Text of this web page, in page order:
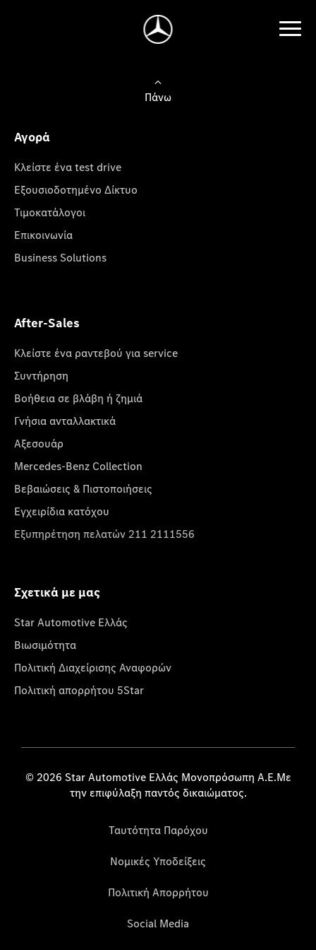
Πάνω
Αγορά
Κλείστε ένα test drive
Εξουσιοδοτημένο Δίκτυο
Τιμοκατάλογοι
Επικοινωνία
Business Solutions
After-Sales
Κλείστε ένα ραντεβού για service
Συντήρηση
Βοήθεια σε βλάβη ή ζημιά
Γνήσια ανταλλακτικά
Αξεσουάρ
Mercedes-Benz Collection
Βεβαιώσεις & Πιστοποιήσεις
Εγχειρίδια κατόχου
Εξυπηρέτηση πελατών 211 2111556
Σχετικά με μας
Star Automotive Ελλάς
Βιωσιμότητα
Πολιτική Διαχείρισης Αναφορών
Πολιτική απορρήτου 5Star
© 2026 Star Automotive Ελλάς Μονοπρόσωπη Α.Ε.Με
την επιφύλαξη παντός δικαιώματος.
Ταυτότητα Παρόχου
Νομικές Υποδείξεις
Πολιτική Απορρήτου
Social Media